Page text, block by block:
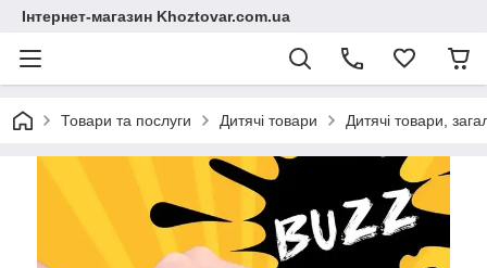
Інтернет-магазин Khoztovar.com.ua
Товари та послуги Дитячі товари Дитячі товари,